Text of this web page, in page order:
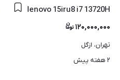
lenovo 15iru8 i7 13720H
۱۲۰,۰۰۰,۰۰۰
تهران، ازگل
۲ هفته پیش